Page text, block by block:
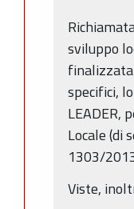
sviluppo
specifici,
LEADER,
Locale (di
1303/
Viste,